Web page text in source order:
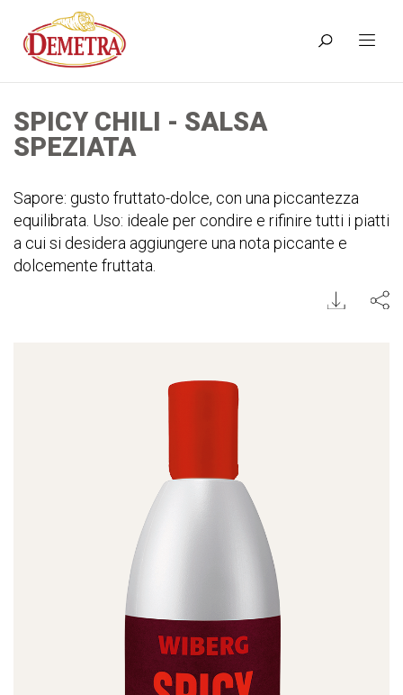
SPICY CHILI - SALSA
SPEZIATA
Sapore: gusto fruttato-dolce, con una piccantezza
equilibrata. Uso: ideale per condire e rifinire tutti i piatti
a cui si desidera aggiungere una nota piccante e
dolcemente fruttata.